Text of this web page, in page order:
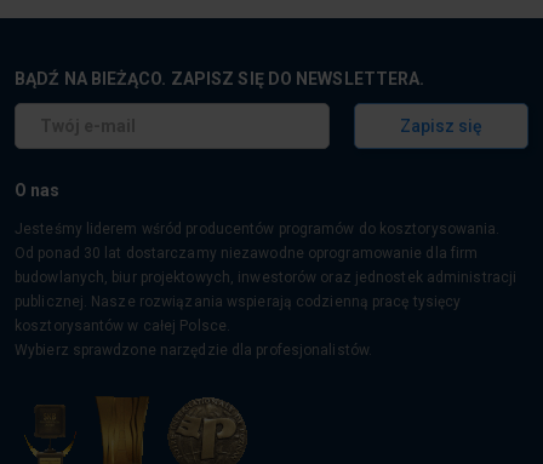
BĄDŹ NA BIEŻĄCO. ZAPISZ SIĘ DO NEWSLETTERA.
Zapisz się
O nas
Jesteśmy liderem wśród producentów programów do kosztorysowania.
Od ponad 30 lat dostarczamy niezawodne oprogramowanie dla firm
budowlanych, biur projektowych, inwestorów oraz jednostek administracji
publicznej. Nasze rozwiązania wspierają codzienną pracę tysięcy
kosztorysantów w całej Polsce.
Wybierz sprawdzone narzędzie dla profesjonalistów.